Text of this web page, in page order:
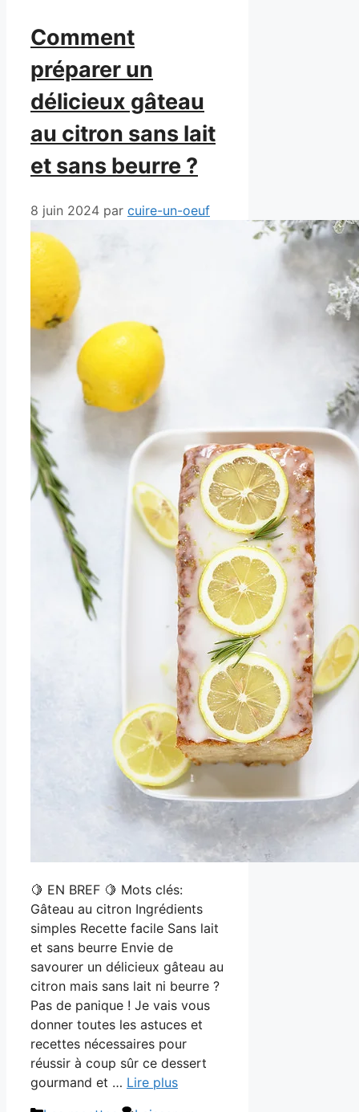
Comment
préparer un
délicieux gâteau
au citron sans lait
et sans beurre ?
8 juin 2024 par cuire-un-oeuf
🍋 EN BREF 🍋 Mots clés:
Gâteau au citron Ingrédients
simples Recette facile Sans lait
et sans beurre Envie de
savourer un délicieux gâteau au
citron mais sans lait ni beurre ?
Pas de panique ! Je vais vous
donner toutes les astuces et
recettes nécessaires pour
réussir à coup sûr ce dessert
gourmand et … Lire plus